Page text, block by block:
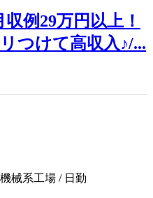
例29万円以上！
つけて高収入♪/...
械系工場 / 日勤